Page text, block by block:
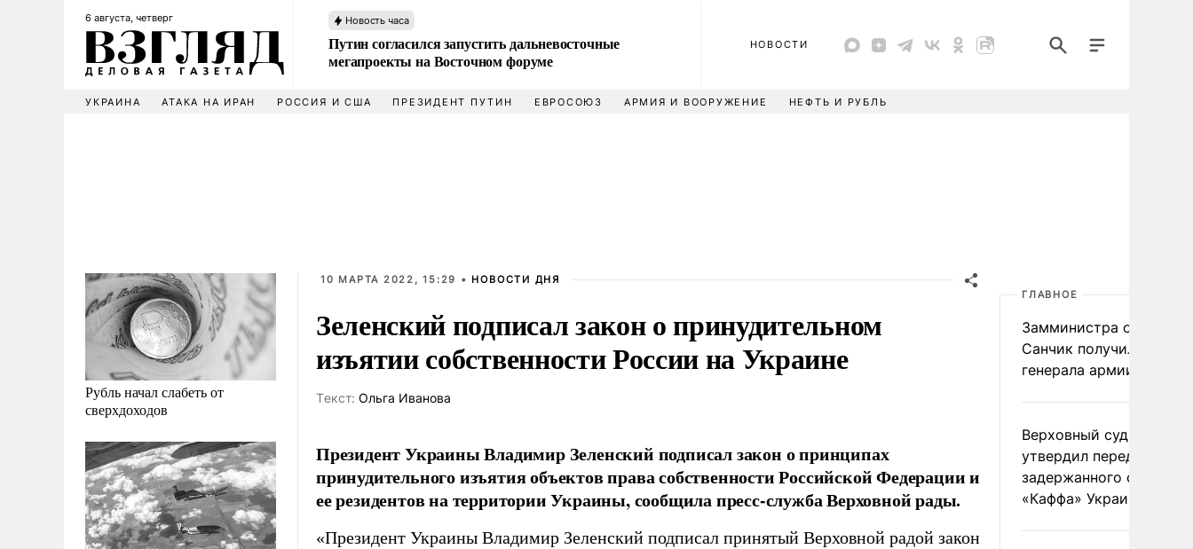
6 августа, четверг Новость часа
Путин согласился запустить дальневосточные
мегапроекты на Восточном форуме
НОВОСТИ
УКРАИНА АТАКА НА ИРАН РОССИЯ И США ПРЕЗИДЕНТ ПУТИН ЕВРОСОЮЗ АРМИЯ И ВООРУЖЕНИЕ НЕФТЬ И РУБЛЬ
Рубль начал слабеть от
сверхдоходов
10 МАРТА 2022, 15:29 • НОВОСТИ ДНЯ
Зеленский подписал закон о принудительном
изъятии собственности России на Украине
Tекст: Ольга Иванова
Президент Украины Владимир Зеленский подписал закон о принципах
принудительного изъятия объектов права собственности Российской Федерации и
ее резидентов на территории Украины, сообщила пресс-служба Верховной рады.
«Президент Украины Владимир Зеленский подписал принятый Верховной радой закон
ГЛАВНОЕ
Замминистра обороны
Санчик получил звание
генерала армии
Верховный суд Швеции
утвердил передачу
задержанного
«Каффа» Украине